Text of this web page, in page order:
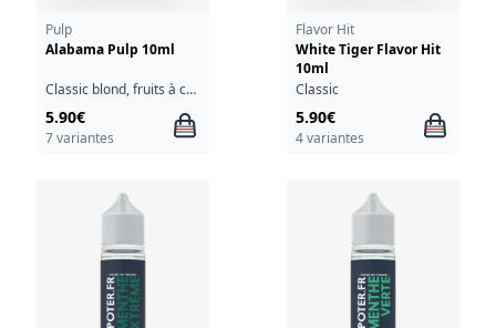
Pulp
Alabama Pulp 10ml
Classic blond, fruits à coque, noix de pécan
5.90€
7 variantes
Flavor Hit
White Tiger Flavor Hit
10ml
Classic
5.90€
4 variantes